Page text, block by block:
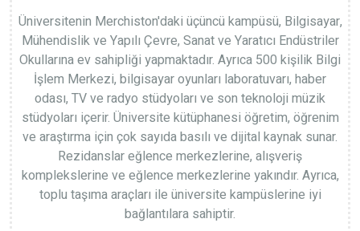
Üniversitenin Merchiston'daki üçüncü kampüsü, Bilgisayar,
Mühendislik ve Yapılı Çevre, Sanat ve Yaratıcı Endüstriler
Okullarına ev sahipliği yapmaktadır. Ayrıca 500 kişilik Bilgi
İşlem Merkezi, bilgisayar oyunları laboratuvarı, haber
odası, TV ve radyo stüdyoları ve son teknoloji müzik
stüdyoları içerir. Üniversite kütüphanesi öğretim, öğrenim
ve araştırma için çok sayıda basılı ve dijital kaynak sunar.
Rezidanslar eğlence merkezlerine, alışveriş
komplekslerine ve eğlence merkezlerine yakındır. Ayrıca,
toplu taşıma araçları ile üniversite kampüslerine iyi
bağlantılara sahiptir.